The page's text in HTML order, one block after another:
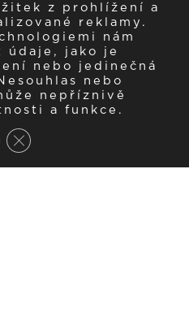
z prohlížení a
reklamy.
nám
údaje, jako je
nebo jedinečná
nebo
nepříznivě
a funkce.
Zavřít cookie lištu GDPR